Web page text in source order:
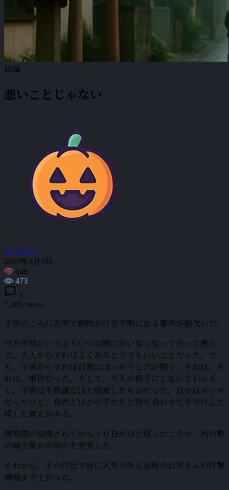
短編
悪いことじゃない
アラジン
2017年3月3日
646
473
chat_bubble 3
7,165 views
子供のころに近所で動物が行方不明になる事件が相次いだ。
行方不明というよりいつの間にかいなくなってたって感じ
で、大人からすればよくあるどうでもいいことだった。で
も、子供からすれば日常にぽっかりと穴が開く、それは、そ
れは、事件だった。そして、大人が相手にしないとわかる
と、子供は不思議なほど結束したものだった。自分はボッチ
だったけど、自然とほかの子たちと待ち合わせて手分けして
探した覚えがある。
捜索隊が結成されてから１０日がほど経ったころか、河川敷
の端で誰かが何かを発見した。
それから、その付近で皆に人気のある近所のお兄さんの目撃
情報まで上がった。